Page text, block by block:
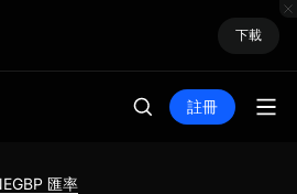
下載
註冊
匯率